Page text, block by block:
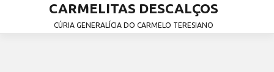
CARMELITAS DESCALÇOS
CÚRIA GENERALÍCIA DO CARMELO TERESIANO